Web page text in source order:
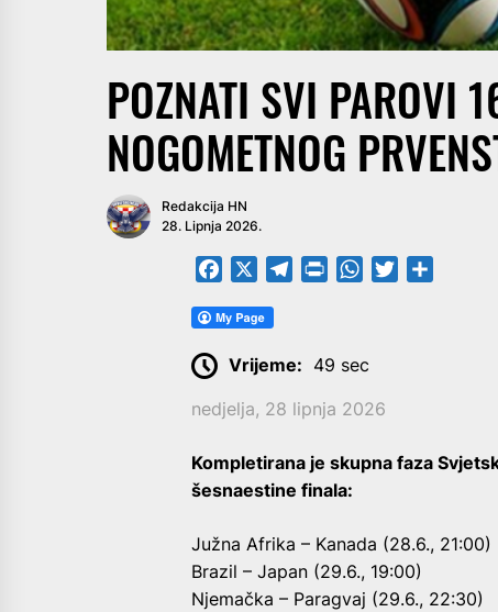
POZNATI SVI PAROVI
NOGOMETNOG
Redakcija HN
28. Lipnja 2026.
FacebookTelegramPrintFriendly
WhatsApp
Twitter
Vrijeme: 49 sec
nedjelja, 28 lipnja 2026
Kompletirana je skupna faza
šesnaestine finala:
Južna Afrika – Kanada (28.6., 21:00)
Brazil – Japan (29.6., 19:00)
Njemačka – Paragvaj (29.6., 22:30)